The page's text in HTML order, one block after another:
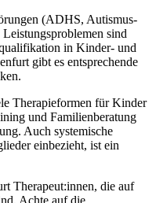
(ADHS, Autismus-
sind
in Kinder- und
gibt es entsprechende
Therapieformen für Kinder
und Familienberatung
Auch systemische
einbezieht, ist ein
Therapeut:innen, die auf
Achte auf die